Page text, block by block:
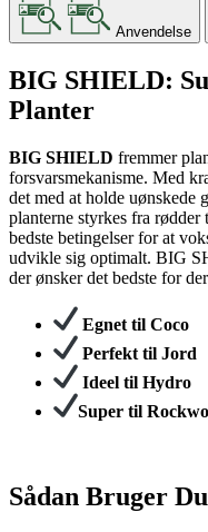
Anvendelse
BIG SHIELD:
Planter
BIG SHIELD fremmer
forsvarsmekanisme. Med
det med at holde uønskede
planterne styrkes fra
bedste betingelser for at
udvikle sig optimalt. BIG
der ønsker det bedste for
Egnet til Coco
Perfekt til Jord
Ideel til Hydro
Super til
Sådan Bruger